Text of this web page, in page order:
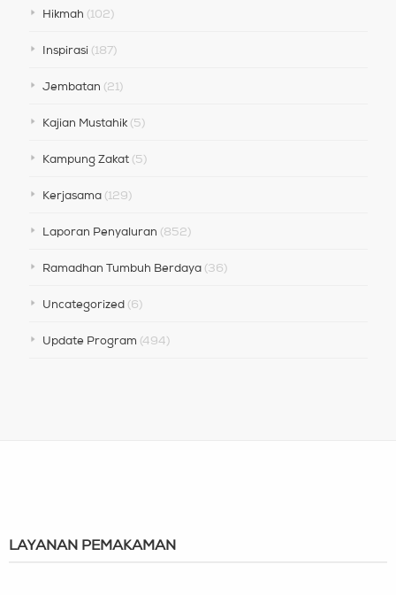
Hikmah (102)
Inspirasi(187)
Jembatan (21)
Kajian Mustahik(5)
Kampung Zakat(5)
Kerjasama(129)
Laporan Penyaluran (852)
Ramadhan Tumbuh Berdaya(36)
Uncategorized(6)
Update Program (494)
LAYANAN PEMAKAMAN